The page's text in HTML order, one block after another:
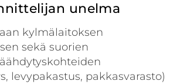
unelma
kylmälaitoksen
sekä suorien
levypakastus, pakkasvarasto)